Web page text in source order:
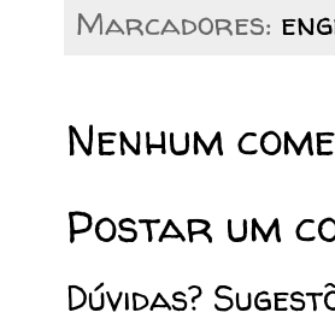
Marcadores:
Nenhum
Postar um
Dúvidas?